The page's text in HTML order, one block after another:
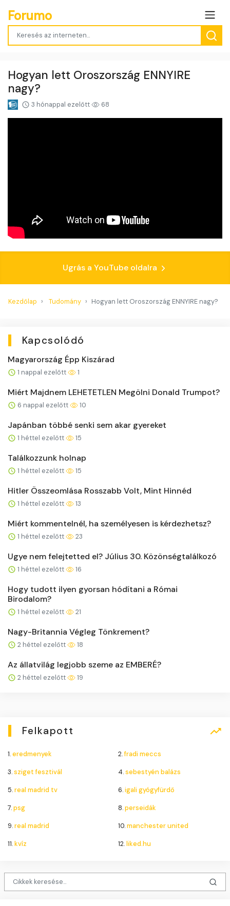
Forumo
Hogyan lett Oroszország ENNYIRE
nagy?
3 hónappal ezelőtt 68
Ugrás a YouTube oldalra
Kezdőlap Tudomány Hogyan lett Oroszország ENNYIRE nagy?
Kapcsolódó
Magyarország Épp Kiszárad
1 nappal ezelőtt 1
Miért Majdnem LEHETETLEN Megölni Donald Trumpot?
6 nappal ezelőtt 10
Japánban többé senki sem akar gyereket
1 héttel ezelőtt 15
Találkozzunk holnap
1 héttel ezelőtt 15
Hitler Összeomlása Rosszabb Volt, Mint Hinnéd
1 héttel ezelőtt 13
Miért kommentelnél, ha személyesen is kérdezhetsz?
1 héttel ezelőtt 23
Ugye nem felejtetted el? Július 30. Közönségtalálkozó
1 héttel ezelőtt 16
Hogy tudott ilyen gyorsan hódítani a Római
Birodalom?
1 héttel ezelőtt 21
Nagy-Britannia Végleg Tönkrement?
2 héttel ezelőtt 18
Az állatvilág legjobb szeme az EMBERÉ?
2 héttel ezelőtt 19
Felkapott
1.eredmenyek 2.fradi meccs
3.sziget fesztivál 4.sebestyén balázs
5.real madrid tv 6.igali gyógyfürdő
7.psg 8.perseidák
9.real madrid 10.manchester united
11.kvíz 12.liked.hu